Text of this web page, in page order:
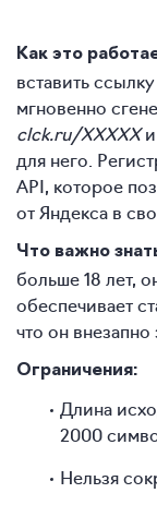
Как это
вставить
мгновенно
clck.ru/XXXXXи
для него.
API, которое
от Яндекса в
Что важно
больше 18 лет,
обеспечивает
что он внезапно
Ограничения:
Длина
2000
Нельзя